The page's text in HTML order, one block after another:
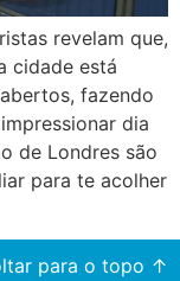
revelam que,
cidade está
fazendo
dia
de Londres são
para te acolher
para o topo ↑